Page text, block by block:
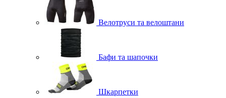
Велотруси та велоштани
Бафи та шапочки
Шкарпетки